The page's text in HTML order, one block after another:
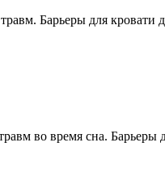
Барьеры для кровати
во время сна. Барьеры